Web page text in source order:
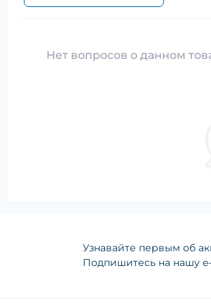
Нет вопросов о данном
Узнавайте первым об
Подпишитесь на нашу